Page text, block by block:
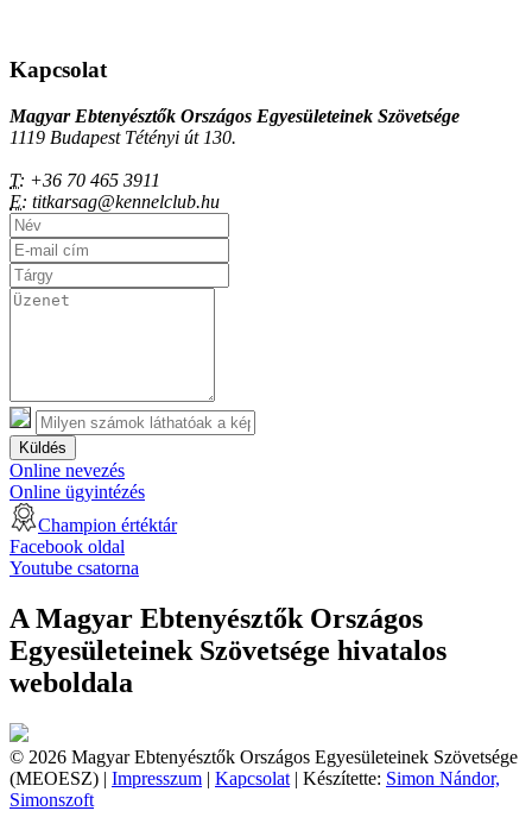
Kapcsolat
Magyar Ebtenyésztők Országos Egyesületeinek Szövetsége
1119 Budapest Tétényi út 130.
T: +36 70 465 3911
E: titkarsag@kennelclub.hu
Küldés
Online nevezés
Online ügyintézés
Champion értéktár
Facebook oldal
Youtube csatorna
A Magyar Ebtenyésztők Országos
Egyesületeinek Szövetsége hivatalos
weboldala
© 2026 Magyar Ebtenyésztők Országos Egyesületeinek Szövetsége
(MEOESZ) | Impresszum | Kapcsolat | Készítette: Simon Nándor,
Simonszoft